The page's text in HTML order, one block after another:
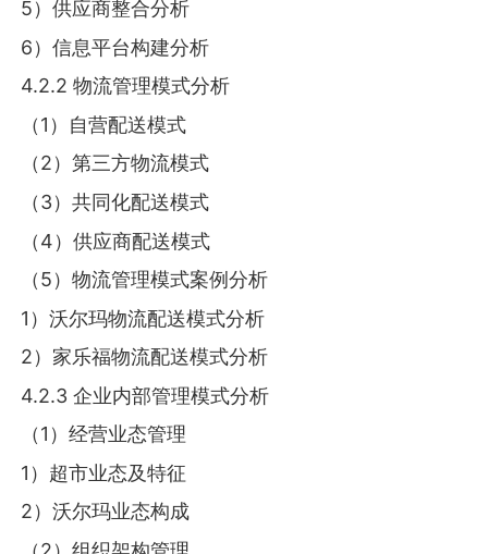
5）供应商整合分析
6）信息平台构建分析
4.2.2 物流管理模式分析
（1）自营配送模式
（2）第三方物流模式
（3）共同化配送模式
（4）供应商配送模式
（5）物流管理模式案例分析
1）沃尔玛物流配送模式分析
2）家乐福物流配送模式分析
4.2.3 企业内部管理模式分析
（1）经营业态管理
1）超市业态及特征
2）沃尔玛业态构成